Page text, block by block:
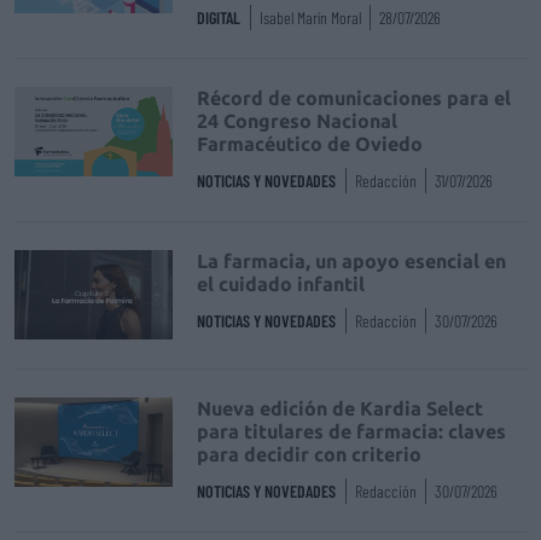
DIGITAL Isabel Marín Moral 28/07/2026
Récord de comunicaciones para el
24 Congreso Nacional
Farmacéutico de Oviedo
NOTICIAS Y NOVEDADES Redacción 31/07/2026
La farmacia, un apoyo esencial en
el cuidado infantil
NOTICIAS Y NOVEDADES Redacción 30/07/2026
Nueva edición de Kardia Select
para titulares de farmacia: claves
para decidir con criterio
NOTICIAS Y NOVEDADES Redacción 30/07/2026